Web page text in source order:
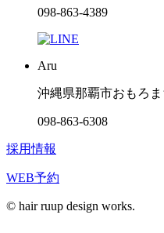
098-863-4389
Aru
沖縄県那覇市おもろ
098-863-6308
採用情報
WEB予約
© hair ruup design works.